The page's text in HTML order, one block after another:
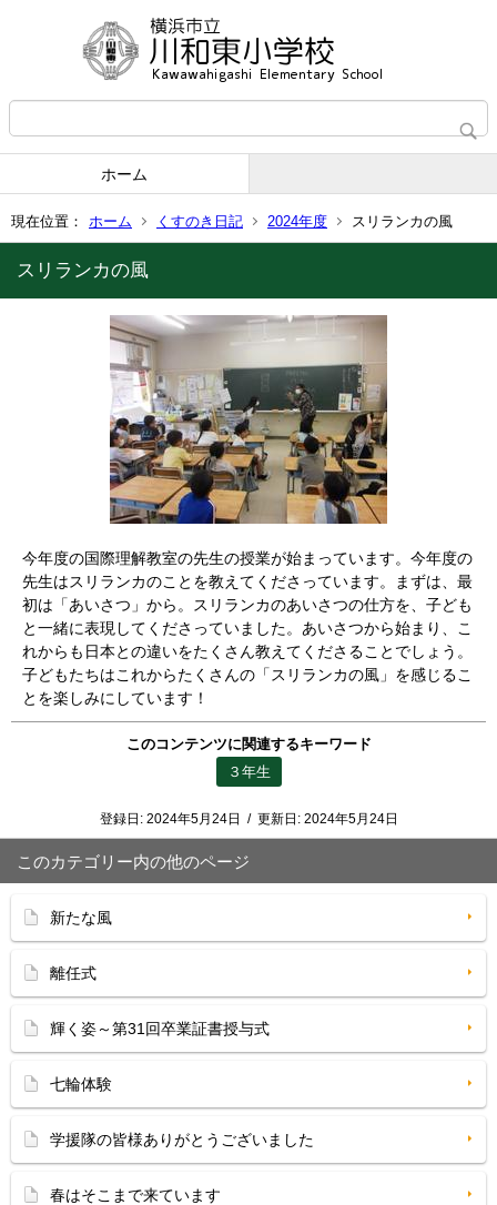
ホーム
現在位置： ホーム くすのき日記 2024年度 スリランカの風
スリランカの風
今年度の国際理解教室の先生の授業が始まっています。今年度の
先生はスリランカのことを教えてくださっています。まずは、最
初は「あいさつ」から。スリランカのあいさつの仕方を、子ども
と一緒に表現してくださっていました。あいさつから始まり、こ
れからも日本との違いをたくさん教えてくださることでしょう。
子どもたちはこれからたくさんの「スリランカの風」を感じるこ
とを楽しみにしています！
このコンテンツに関連するキーワード
３年生
登録日: 2024年5月24日 / 更新日: 2024年5月24日
このカテゴリー内の他のページ
新たな風
離任式
輝く姿～第31回卒業証書授与式
七輪体験
学援隊の皆様ありがとうございました
春はそこまで来ています